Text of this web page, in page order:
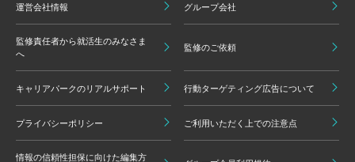
運営会社情報 グループ会社
監修責任者から就活生のみなさま
へ
監修のご依頼
キャリアパークのリアルサポート 行動ターゲティング広告について
プライバシーポリシー ご利用いただく上での注意点
情報の信頼性担保に向けた編集方